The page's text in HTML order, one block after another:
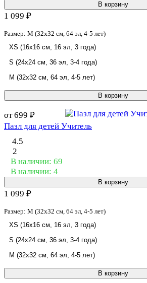
В корзину
В корзину
1 099 ₽
Размер: M (32x32 см, 64 эл, 4-5 лет)
XS (16x16 см, 16 эл, 3 года)
S (24x24 см, 36 эл, 3-4 года)
M (32x32 см, 64 эл, 4-5 лет)
от 699 ₽
Пазл для детей Учитель
4.5
2
В наличии: 69
В корзину
В наличии: 4
В корзину
1 099 ₽
Размер: M (32x32 см, 64 эл, 4-5 лет)
XS (16x16 см, 16 эл, 3 года)
S (24x24 см, 36 эл, 3-4 года)
M (32x32 см, 64 эл, 4-5 лет)